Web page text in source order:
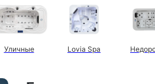
Уличные
Для дачи
Для бани или
Снежные
Соляные
Уличные Lovia Spa